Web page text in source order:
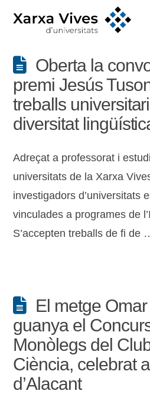
Oberta la
premi Jesús
treballs
diversitat
Adreçat a professorat i
universitats de la Xarxa
investigadors d’universitats
vinculades a programes de
S’accepten treballs de fi de
El metge
guanya el
Monòlegs del
Ciència, celebrat
d’Alacant